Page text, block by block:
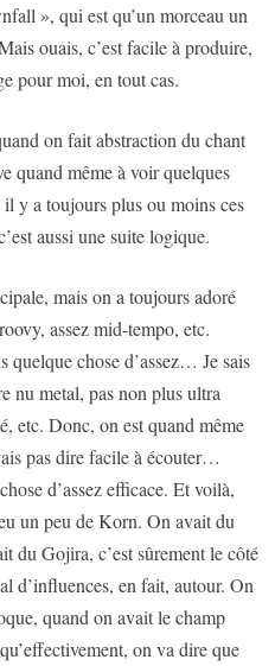
», qui est qu’un morceau un
ouais, c’est facile à produire,
pour moi, en tout cas.
on fait abstraction du chant
quand même à voir quelques
y a toujours plus ou moins ces
aussi une suite logique.
mais on a toujours adoré
assez mid-tempo, etc.
quelque chose d’assez… Je sais
nu metal, pas non plus ultra
etc. Donc, on est quand même
pas dire facile à écouter…
d’assez efficace. Et voilà,
un peu de Korn. On avait du
du Gojira, c’est sûrement le côté
d’influences, en fait, autour. On
quand on avait le champ
on va dire que